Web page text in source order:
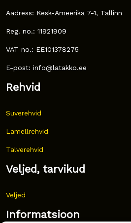
Aadress: Kesk-Ameerika 7-1, Tallinn
Reg. no.: 11921909
VAT no.: EE101378275
E-post: info@latakko.ee
Rehvid
Suverehvid
Lamellrehvid
Talverehvid
Veljed, tarvikud
Veljed
Informatsioon